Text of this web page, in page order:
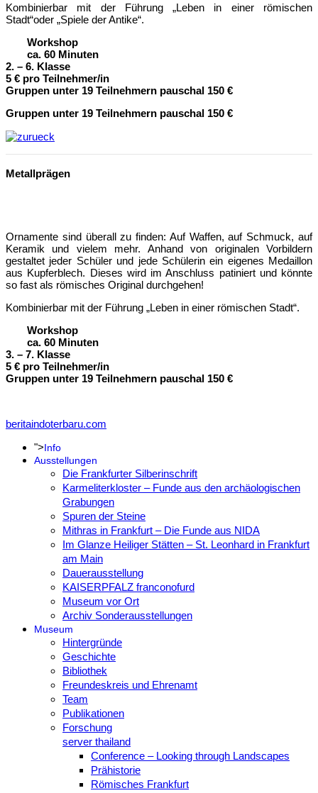
Kombinierbar mit der Führung „Leben in einer römischen
Stadt“oder „Spiele der Antike“.
Workshop
ca. 60 Minuten
2. – 6. Klasse
5 € pro Teilnehmer/in
Gruppen unter 19 Teilnehmern pauschal 150 €
Gruppen unter 19 Teilnehmern pauschal 150 €
Metallprägen
Ornamente sind überall zu finden: Auf Waffen, auf Schmuck, auf
Keramik und vielem mehr. Anhand von originalen Vorbildern
gestaltet jeder Schüler und jede Schülerin ein eigenes Medaillon
aus Kupferblech. Dieses wird im Anschluss patiniert und könnte
so fast als römisches Original durchgehen!
Kombinierbar mit der Führung „Leben in einer römischen Stadt“.
Workshop
ca. 60 Minuten
3. – 7. Klasse
5 € pro Teilnehmer/in
Gruppen unter 19 Teilnehmern pauschal 150 €
beritaindoterbaru.com
">Info
Ausstellungen
Die Frankfurter Silberinschrift
Karmeliterkloster – Funde aus den archäologischen
Grabungen
Spuren der Steine
Mithras in Frankfurt – Die Funde aus NIDA
Im Glanze Heiliger Stätten – St. Leonhard in Frankfurt
am Main
Dauerausstellung
KAISERPFALZ franconofurd
Museum vor Ort
Archiv Sonderausstellungen
Museum
Hintergründe
Geschichte
Bibliothek
Freundeskreis und Ehrenamt
Team
Publikationen
Forschung
server thailand
Conference – Looking through Landscapes
Prähistorie
Römisches Frankfurt